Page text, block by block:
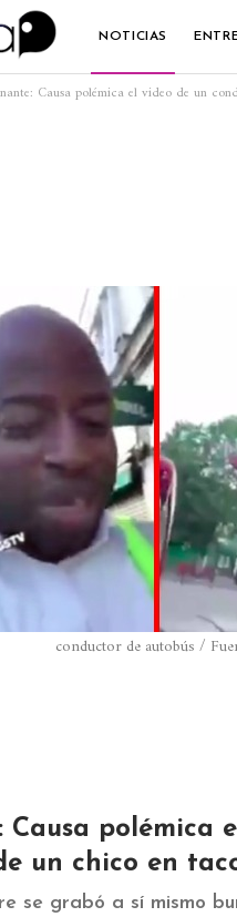
NOTICIAS
Causa polémica el video de un
conductor de autobús /
polémica
un chico en
se grabó a sí mismo